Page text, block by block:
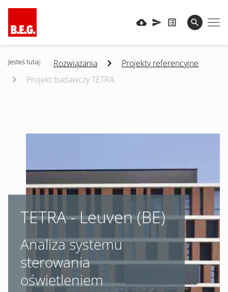
Jesteś tutaj: Rozwiązania
Projekty referencyjne
Projekt badawczy TETRA
TETRA - Leuven (BE)
Analiza systemu
sterowania
oświetleniem